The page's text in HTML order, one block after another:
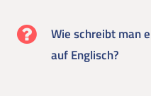
Wie schreibt man
auf Englisch?